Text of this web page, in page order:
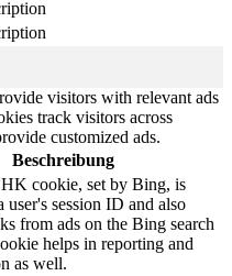
visitors with relevant ads
track visitors across
customized ads.
Beschreibung
cookie, set by Bing, is
user's session ID and also
from ads on the Bing search
helps in reporting and
as well.